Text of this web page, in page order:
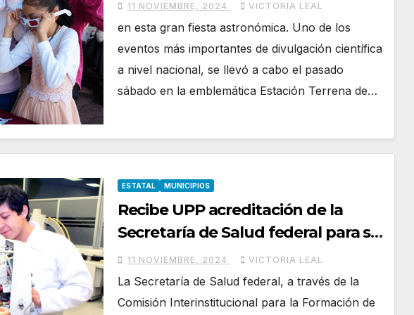
11 NOVIEMBRE, 2024 VICTORIA LEAL
en esta gran fiesta astronómica. Uno de los
eventos más importantes de divulgación científica
a nivel nacional, se llevó a cabo el pasado
sábado en la emblemática Estación Terrena de…
ESTATAL MUNICIPIOS
Recibe UPP acreditación de la
Secretaría de Salud federal para su
Ingeniería Biomédica
11 NOVIEMBRE, 2024 VICTORIA LEAL
La Secretaría de Salud federal, a través de la
Comisión Interinstitucional para la Formación de